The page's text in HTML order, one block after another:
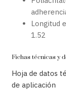
Longitud
1.52
Fichas técnicas y
Hoja de datos
de aplicación